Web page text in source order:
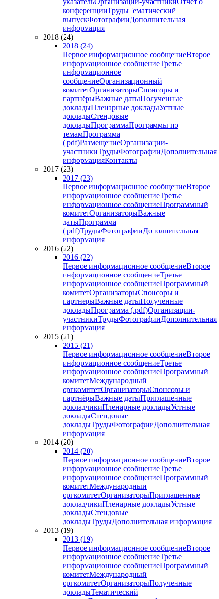
указательОрганизации-участникиОтчет о
конференцииТрудыТематический
выпускФотографииДополнительная
информация
2018 (24)
2018 (24)
Первое информационное сообщениеВторое
информационное сообщениеТретье
информационное
сообщениеОрганизационный
комитетОрганизаторыСпонсоры и
партнёрыВажные датыПолученные
докладыПленарные докладыУстные
докладыСтендовые
докладыПрограммаПрограммы по
темамПрограмма
(.pdf)РазмещениеОрганизации-
участникиТрудыФотографииДополнительная
информацияКонтакты
2017 (23)
2017 (23)
Первое информационное сообщениеВторое
информационное сообщениеТретье
информационное сообщениеПрограммный
комитетОрганизаторыВажные
датыПрограмма
(.pdf)ТрудыФотографииДополнительная
информация
2016 (22)
2016 (22)
Первое информационное сообщениеВторое
информационное сообщениеТретье
информационное сообщениеПрограммный
комитетОрганизаторыСпонсоры и
партнёрыВажные датыПолученные
докладыПрограмма (.pdf)Организации-
участникиТрудыФотографииДополнительная
информация
2015 (21)
2015 (21)
Первое информационное сообщениеВторое
информационное сообщениеТретье
информационное сообщениеПрограммный
комитетМеждународный
оргкомитетОрганизаторыСпонсоры и
партнёрыВажные датыПриглашенные
докладчикиПленарные докладыУстные
докладыСтендовые
докладыТрудыФотографииДополнительная
информация
2014 (20)
2014 (20)
Первое информационное сообщениеВторое
информационное сообщениеТретье
информационное сообщениеПрограммный
комитетМеждународный
оргкомитетОрганизаторыПриглашенные
докладчикиПленарные докладыУстные
докладыСтендовые
докладыТрудыДополнительная информация
2013 (19)
2013 (19)
Первое информационное сообщениеВторое
информационное сообщениеТретье
информационное сообщениеПрограммный
комитетМеждународный
оргкомитетОрганизаторыПолученные
докладыТематический